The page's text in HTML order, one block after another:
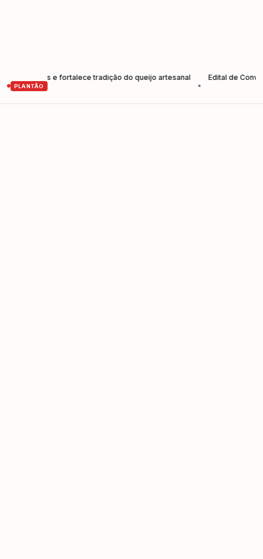
PLANTÃO
e fortalece tradição do queijo artesanal
Edital de